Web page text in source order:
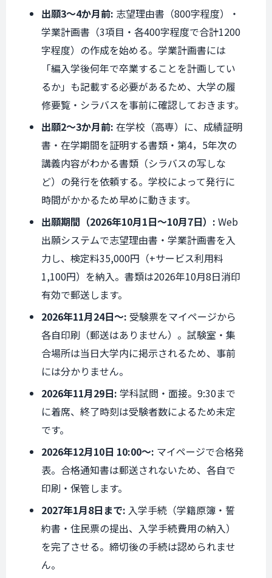
出願3〜4か月前: 志望理由書（800字程度）・
学業計画書（3項目・各400字程度で合計1200
字程度）の作成を始める。学業計画書には
「編入学後何年で卒業することを計画してい
るか」も記載する必要があるため、大学の履
修要覧・シラバスを事前に確認しておきます。
出願2〜3か月前: 在学校（高専）に、成績証明
書・在学期間を証明する書類・第4，5年次の
講義内容がわかる書類（シラバスの写しな
ど）の発行を依頼する。学校によって発行に
時間がかかるため早めに動きます。
出願期間（2026年10月1日〜10月7日）: Web
出願システムで志望理由書・学業計画書を入
力し、検定料35,000円（+サービス利用料
1,100円）を納入。書類は2026年10月8日消印
有効で郵送します。
2026年11月24日〜: 受験票をマイページから
各自印刷（郵送はありません）。試験室・集
合場所は当日大学内に掲示されるため、事前
には分かりません。
2026年11月29日: 学科試問・面接。9:30まで
に着席、終了時刻は受験者数によるため未定
です。
2026年12月10日 10:00〜: マイページで合格発
表。合格通知書は郵送されないため、各自で
印刷・保管します。
2027年1月8日まで: 入学手続（学籍原簿・誓
約書・住民票の提出、入学手続費用の納入）
を完了させる。締切後の手続は認められませ
ん。